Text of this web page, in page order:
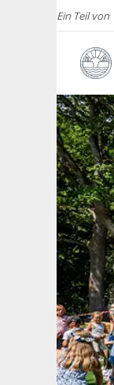
Ein Teil von